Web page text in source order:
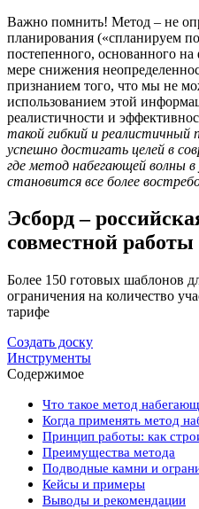
Важно помнить! Метод – не
планирования («спланируем
постепенного, основанного
мере снижения
признанием того, что мы не
использованием этой
реалистичности и
такой гибкий и реалистичный
успешно достигать целей в
где метод набегающей волны
становится все более
Эсборд –
совместной работы
Более 150 готовых шаблонов
ограничения на количество
тарифе
Создать доску
Инструменты
Содержимое
Что такое метод
Когда применять метод
Принцип работы: как
Преимущества метода
Подводные камни и
Кейсы и примеры
Выводы и рекомендации